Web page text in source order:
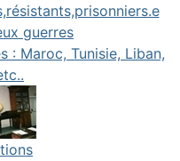
guerres
: Maroc, Tunisie, Liban,